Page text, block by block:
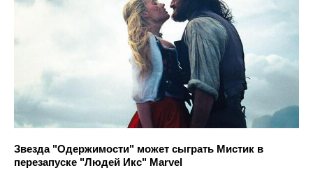
Звезда "Одержимости" может сыграть Мистик в
перезапуске "Людей Икс" Marvel